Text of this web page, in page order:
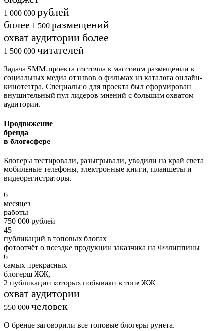
1 000 000 рублей
более 1 500 размещений
охват аудитории более
1 500 000 читателей
Задача SMM-проекта состояла в массовом размещении в
социальных медиа отзывов о фильмах из каталога онлайн-
кинотеатра. Специально для проекта был сформирован
внушительный пул лидеров мнений с большим охватом
аудитории.
Продвижение
бренда
в блогосфере
Блогеры тестировали, разыгрывали, уводили на край света
мобильные телефоны, электронные книги, планшеты и
видеорегистраторы.
6
месяцев
работы
750 000 рублей
45
публикаций в топовых блогах
фотоотчёт о поездке продукции заказчика на Филиппины
6
самых прекрасных
блогерш ЖЖ,
2 публикации которых побывали в топе ЖЖ
охват аудитории
550 000 человек
О бренде заговорили все топовые блогеры рунета.